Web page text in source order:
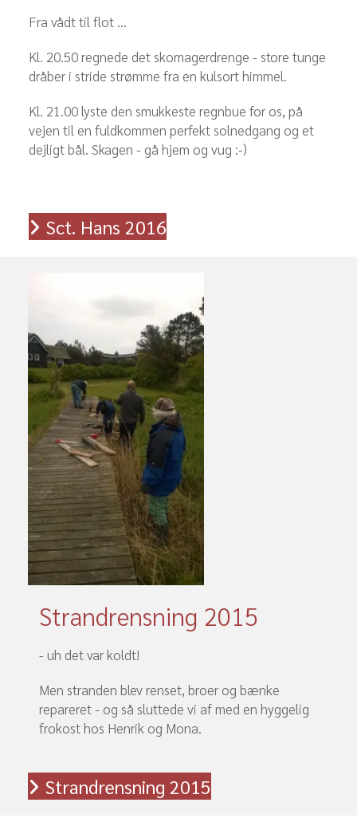
Fra vådt til flot ...
Kl. 20.50 regnede det skomagerdrenge - store tunge
dråber i stride strømme fra en kulsort himmel.
Kl. 21.00 lyste den smukkeste regnbue for os, på
vejen til en fuldkommen perfekt solnedgang og et
dejligt bål. Skagen - gå hjem og vug :-)
Sct. Hans 2016
Strandrensning 2015
- uh det var koldt!
Men stranden blev renset, broer og bænke
repareret - og så sluttede vi af med en hyggelig
frokost hos Henrik og Mona.
Strandrensning 2015